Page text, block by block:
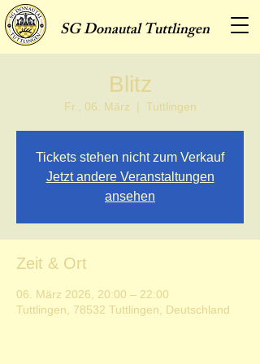
SGDonautal Tuttlingen
Blitz
Fr., 06. März
  |
Tuttlingen
Tickets stehen nicht zum Verkauf
Jetzt andere Veranstaltungen
ansehen
Zeit & Ort
06. März 2026, 20:00 – 22:00
Tuttlingen, 78532 Tuttlingen, Deutschland